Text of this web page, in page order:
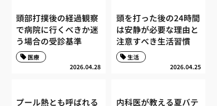
頭部打撲後の経過観察
で病院に行くべきか迷
う場合の受診基準
2026.04.28
医療
頭を打った後の24時間
は安静が必要な理由と
注意すべき生活習慣
2026.04.25
生活
プール熱とも呼ばれる 内科医が教える夏バテ